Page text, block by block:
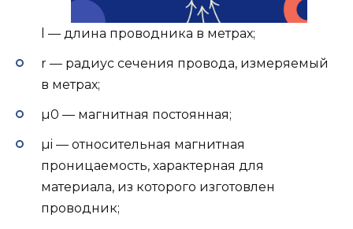
l — длина проводника в метрах;
r — радиус сечения провода, измеряемый
в метрах;
µ0 — магнитная постоянная;
µi — относительная магнитная
проницаемость, характерная для
материала, из которого изготовлен
проводник;